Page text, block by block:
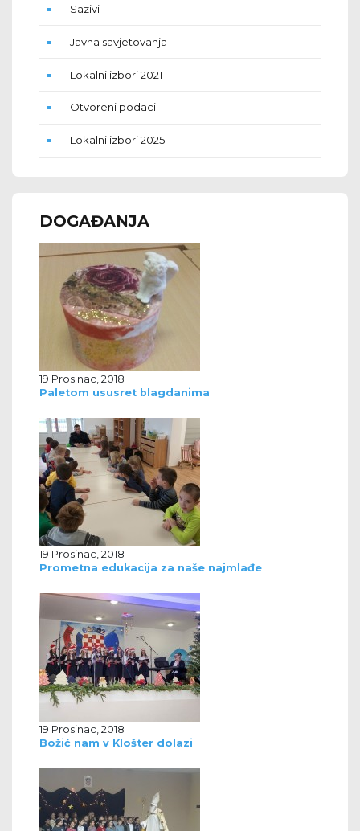
Sazivi
Javna savjetovanja
Lokalni izbori 2021
Otvoreni podaci
Lokalni izbori 2025
DOGAĐANJA
19 Prosinac, 2018
Paletom ususret blagdanima
19 Prosinac, 2018
Prometna edukacija za naše najmlađe
19 Prosinac, 2018
Božić nam v Klošter dolazi